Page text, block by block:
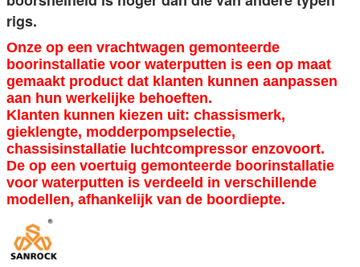
rigs.
Onze op een vrachtwagen gemonteerde
boorinstallatie voor waterputten is een op maat
gemaakt product dat klanten kunnen aanpassen
aan hun werkelijke behoeften.
Klanten kunnen kiezen uit: chassismerk,
gieklengte, modderpompselectie,
chassisinstallatie luchtcompressor enzovoort.
De op een voertuig gemonteerde boorinstallatie
voor waterputten is verdeeld in verschillende
modellen, afhankelijk van de boordiepte.